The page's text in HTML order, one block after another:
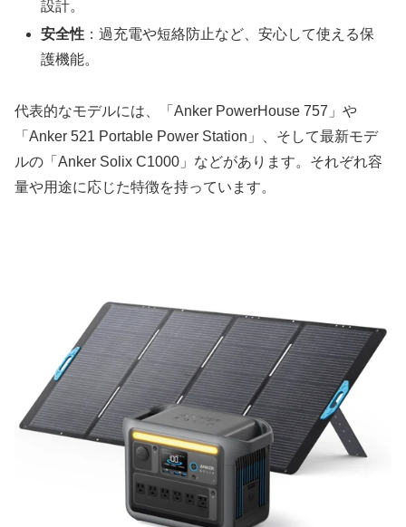
設計。
安全性 ：過充電や短絡防止など、安心して使える保
護機能。
代表的なモデルには、「Anker PowerHouse 757」や
「Anker 521 Portable Power Station」、そして最新モデ
ルの「Anker Solix C1000」などがあります。それぞれ容
量や用途に応じた特徴を持っています。